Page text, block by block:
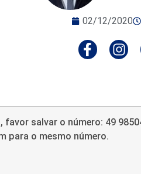
02/12/2020
salvar o número: 49
para o mesmo número.